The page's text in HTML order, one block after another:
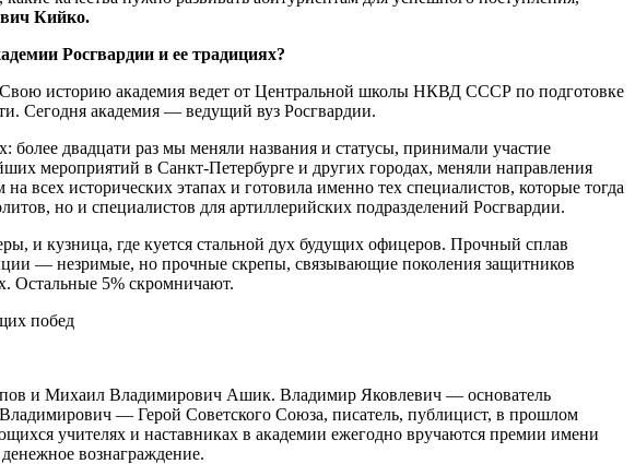
Кийко.
Росгвардии и ее традициях?
Свою историю академия ведет от Центральной школы НКВД СССР по подготовке
Сегодня академия — ведущий вуз Росгвардии.
более двадцати раз мы меняли названия и статусы, принимали участие
мероприятий в Санкт-Петербурге и других городах, меняли направления
исторических этапах и готовила именно тех специалистов, которые тогда
но и специалистов для артиллерийских подразделений Росгвардии.
и кузница, где куется стальной дух будущих офицеров. Прочный сплав
— незримые, но прочные скрепы, связывающие поколения защитников
Остальные 5% скромничают.
и Михаил Владимирович Ашик. Владимир Яковлевич — основатель
— Герой Советского Союза, писатель, публицист, в прошлом
учителях и наставниках в академии ежегодно вручаются премии имени
вознаграждение.